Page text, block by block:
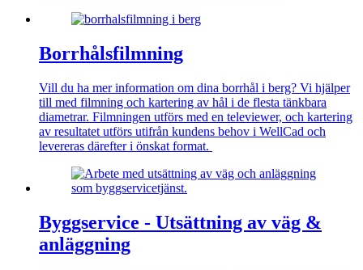
Borrhålsfilmning
Vill du ha mer information om dina borrhål i berg? Vi hjälper
till med filmning och kartering av hål i de flesta tänkbara
diametrar. Filmningen utförs med en televiewer, och kartering
av resultatet utförs utifrån kundens behov i WellCad och
levereras därefter i önskat format.
Byggservice - Utsättning av väg &
anläggning